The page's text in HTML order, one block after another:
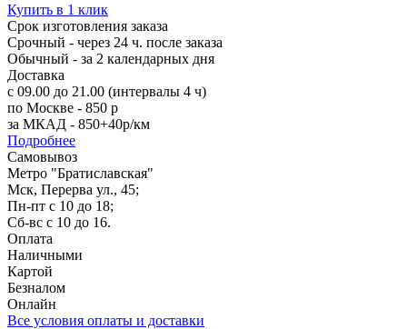
Купить в 1 клик
Срок изготовления заказа
Срочный - через 24 ч. после заказа
Обычный - за 2 календарных дня
Доставка
с 09.00 до 21.00 (интервалы 4 ч)
по Москве - 850 р
за МКАД - 850+40р/км
Подробнее
Самовывоз
Метро "Братиславская"
Мск, Перерва ул., 45;
Пн-пт с 10 до 18;
Сб-вс с 10 до 16.
Оплата
Наличными
Картой
Безналом
Онлайн
Все условия оплаты и доставки